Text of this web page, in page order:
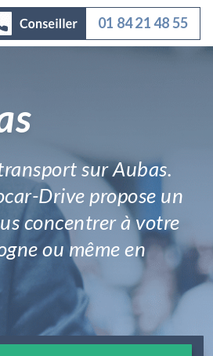
01 84 21 48 55
sur Aubas.
Drive propose un
concentrer à votre
ou même en